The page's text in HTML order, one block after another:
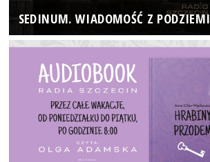
SEDINUM. WIADOMOŚĆ Z PODZIEMI